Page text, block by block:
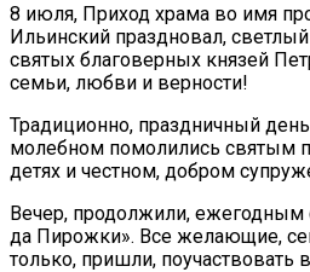
8 июля, Приход храма во имя
Ильинский праздновал,
святых благоверных князей
семьи, любви и верности!
Традиционно, праздничный
молебном помолились святым
детях и честном, добром
Вечер, продолжили, ежегодным
да Пирожки». Все желающие,
только, пришли, поучаствовать